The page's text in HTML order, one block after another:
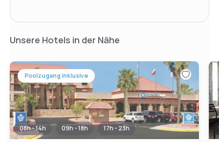
Unsere Hotels in der Nähe
Poolzugang inklusive
08h - 14h 09h - 18h 17h - 23h